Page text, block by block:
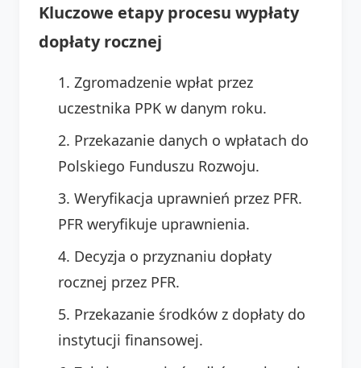
Kluczowe etapy procesu wypłaty
dopłaty rocznej
Zgromadzenie wpłat przez
uczestnika PPK w danym roku.
Przekazanie danych o wpłatach do
Polskiego Funduszu Rozwoju.
Weryfikacja uprawnień przez PFR.
PFR weryfikuje uprawnienia.
Decyzja o przyznaniu dopłaty
rocznej przez PFR.
Przekazanie środków z dopłaty do
instytucji finansowej.